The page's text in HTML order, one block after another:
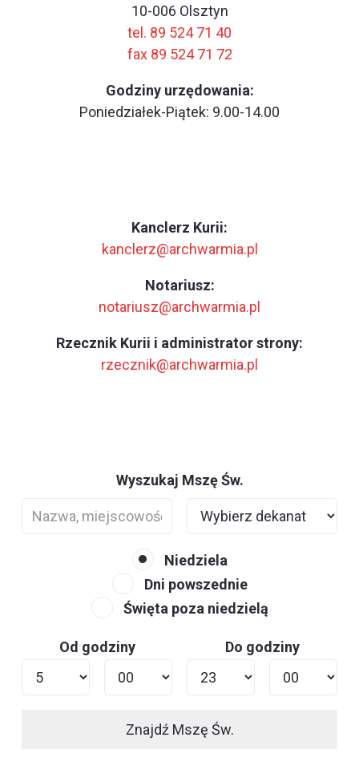
10-006 Olsztyn
tel. 89 524 71 40
fax 89 524 71 72
Godziny urzędowania:
Poniedziałek-Piątek: 9.00-14.00
Kanclerz Kurii:
kanclerz@archwarmia.pl
Notariusz:
notariusz@archwarmia.pl
Rzecznik Kurii i administrator strony:
rzecznik@archwarmia.pl
Wyszukaj Mszę Św.
Niedziela
Dni powszednie
Święta poza niedzielą
Od godziny Do godziny
Znajdź Mszę Św.